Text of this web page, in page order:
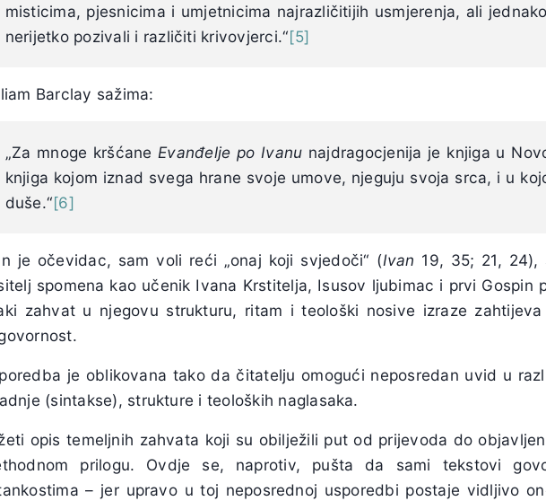
misticima, pjesnicima i umjetnicima najrazličitijih usmjerenja, ali
nerijetko pozivali i različiti krivovjerci.“[5]
Barclay sažima:
„Za mnoge kršćane Evanđelje po Ivanu najdragocjenija je knjiga u
knjiga kojom iznad svega hrane svoje umove, njeguju svoja srca, i u
duše.“[6]
je očevidac, sam voli reći „onaj koji svjedoči“ (Ivan 19, 35; 21,
spomena kao učenik Ivana Krstitelja, Isusov ljubimac i prvi Gospin
zahvat u njegovu strukturu, ritam i teološki nosive izraze
je oblikovana tako da čitatelju omogući neposredan uvid u
(sintakse), strukture i teoloških naglasaka.
opis temeljnih zahvata koji su obilježili put od prijevoda do
prilogu. Ovdje se, naprotiv, pušta da sami tekstovi
– jer upravo u toj neposrednoj usporedbi postaje vidljivo